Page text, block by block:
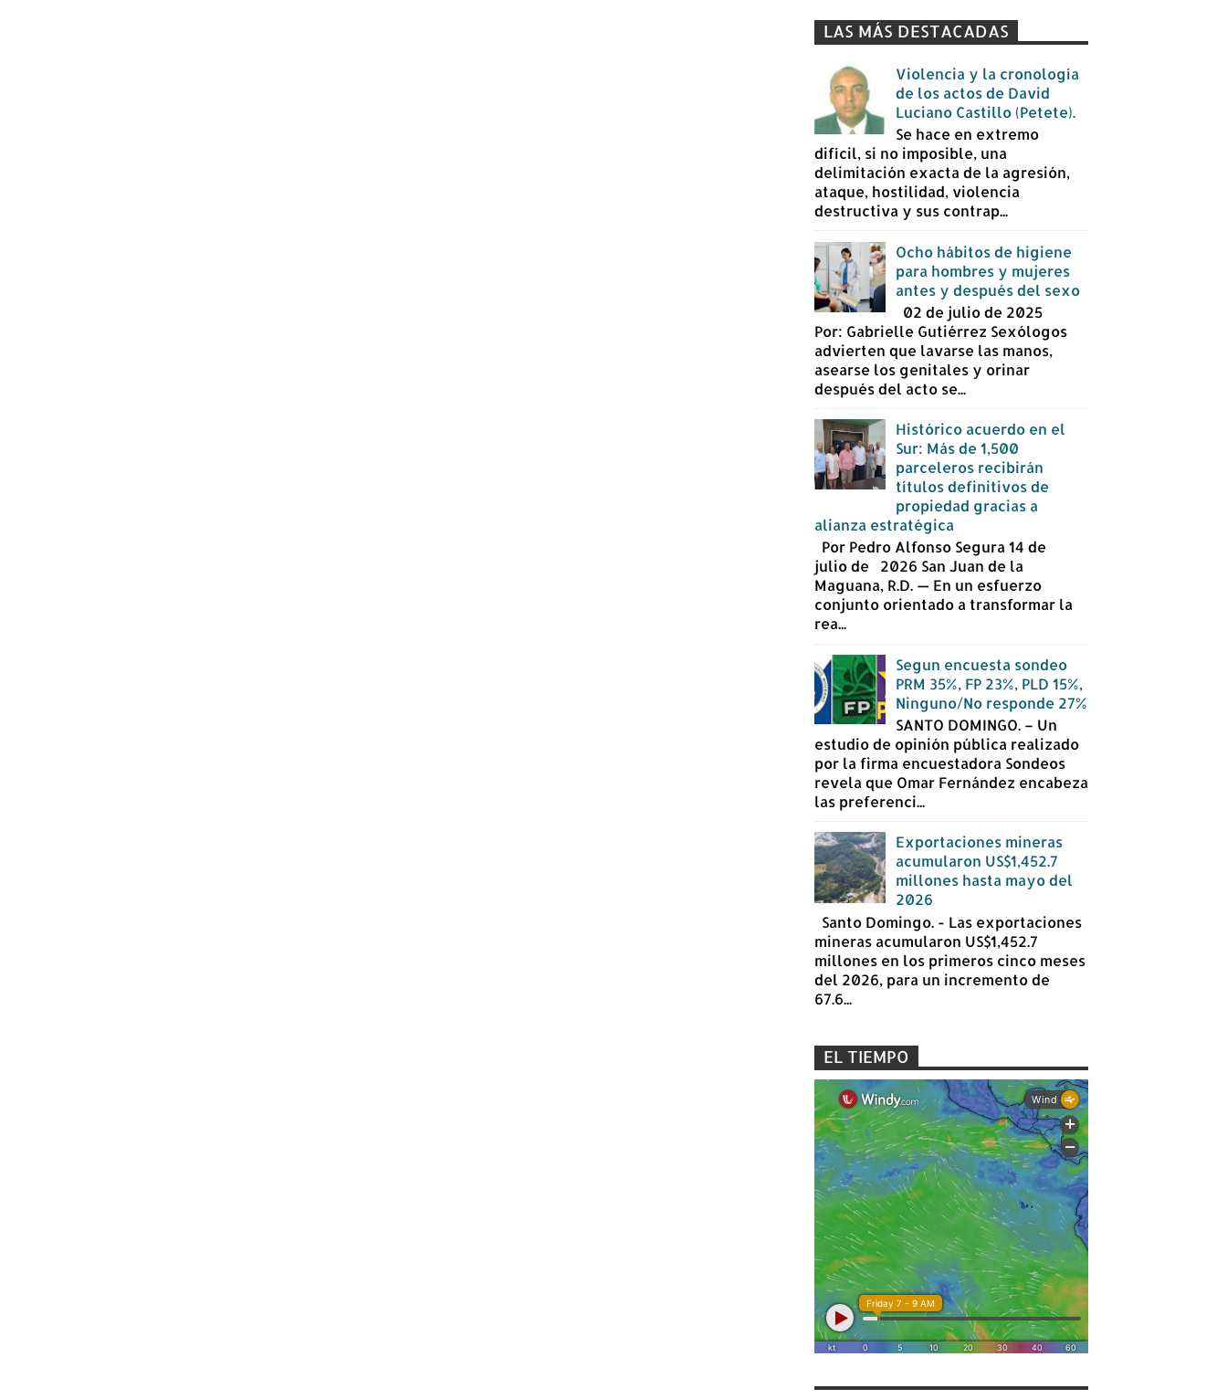
LAS MÁS DESTACADAS
Violencia y la cronología
de los actos de David
Luciano Castillo (Petete).
Se hace en extremo
difícil, si no imposible, una
delimitación exacta de la agresión,
ataque, hostilidad, violencia
destructiva y sus contrap...
Ocho hábitos de higiene
para hombres y mujeres
antes y después del sexo
02 de julio de 2025
Por: Gabrielle Gutiérrez Sexólogos
advierten que lavarse las manos,
asearse los genitales y orinar
después del acto se...
Histórico acuerdo en el
Sur: Más de 1,500
parceleros recibirán
títulos definitivos de
propiedad gracias a
alianza estratégica
Por Pedro Alfonso Segura 14 de
julio de 2026 San Juan de la
Maguana, R.D. — En un esfuerzo
conjunto orientado a transformar la
rea...
Segun encuesta sondeo
PRM 35%, FP 23%, PLD 15%,
Ninguno/No responde 27%
SANTO DOMINGO. – Un
estudio de opinión pública realizado
por la firma encuestadora Sondeos
revela que Omar Fernández encabeza
las preferenci...
Exportaciones mineras
acumularon US$1,452.7
millones hasta mayo del
2026
Santo Domingo. - Las exportaciones
mineras acumularon US$1,452.7
millones en los primeros cinco meses
del 2026, para un incremento de
67.6...
EL TIEMPO